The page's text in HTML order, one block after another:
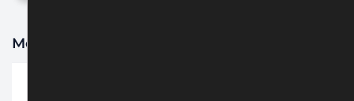
Може да харесате също